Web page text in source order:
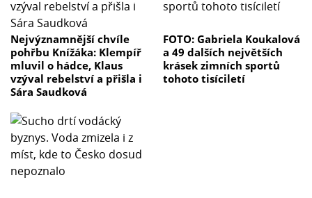
Nejvýznamnější chvíle
pohřbu Knížáka: Klempíř
mluvil o hádce, Klaus
vzýval rebelství a přišla i
Sára Saudková
FOTO: Gabriela Koukalová
a 49 dalších největších
krásek zimních sportů
tohoto tisíciletí